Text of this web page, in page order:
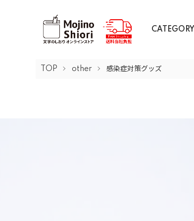
CATEGORY
TOP other 感染症対策グッズ